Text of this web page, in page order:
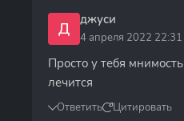
Д джуси
4 апреля 2022 22:31
Просто у тебя
лечится
Ответить Цитировать